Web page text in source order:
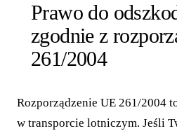
Prawo do
zgodnie z
261/2004
Rozporządzenie UE 261/2004
w transporcie lotniczym. Jeśli